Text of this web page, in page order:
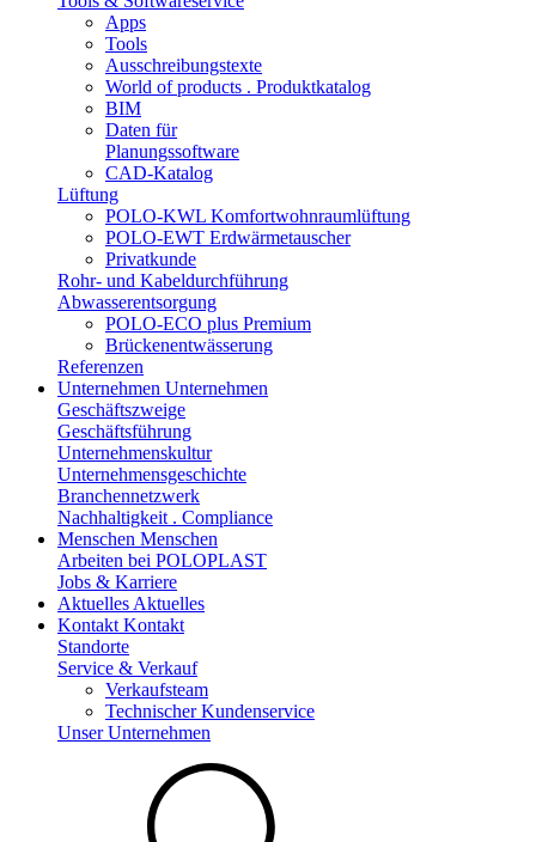
Apps
Tools
Ausschreibungstexte
World of products . Produktkatalog
BIM
Daten für
Planungssoftware
CAD-Katalog
Lüftung
POLO-KWL Komfortwohnraumlüftung
POLO-EWT Erdwärmetauscher
Privatkunde
Rohr- und Kabeldurchführung
Abwasserentsorgung
POLO-ECO plus Premium
Brückenentwässerung
Referenzen
Unternehmen Unternehmen
Geschäftszweige
Geschäftsführung
Unternehmenskultur
Unternehmensgeschichte
Branchennetzwerk
Nachhaltigkeit . Compliance
Menschen Menschen
Arbeiten bei POLOPLAST
Jobs & Karriere
Aktuelles Aktuelles
Kontakt Kontakt
Standorte
Service & Verkauf
Verkaufsteam
Technischer Kundenservice
Unser Unternehmen